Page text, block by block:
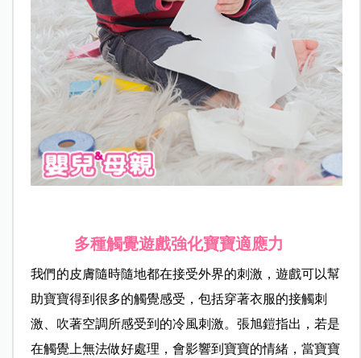
多種觸覺遊戲強化寶寶適應力
我們的皮膚隨時隨地都在接受外界的刺激，遊戲可以幫
助寶寶得到很多的觸覺感受，包括穿著衣服的接觸刺
激、吹著空調所感受到的冷風刺激。張旭鎧指出，若是
在觸覺上無法做好處理，會影響到寶寶的情緒，當寶寶